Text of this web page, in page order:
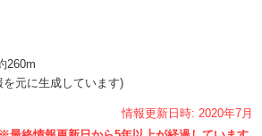
260m
元に生成しています)
情報更新日時: 2020年7月